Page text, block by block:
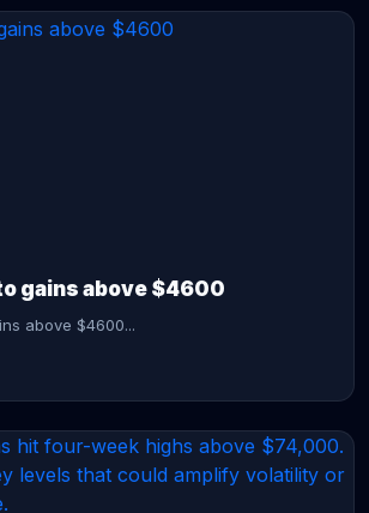
gains above $4600
above $4600...